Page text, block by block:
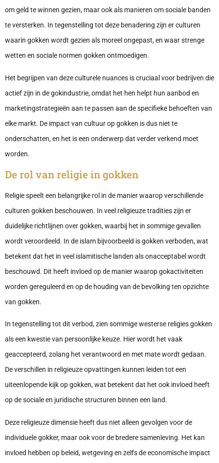
om geld te winnen gezien, maar ook als manieren om sociale banden
te versterken. In tegenstelling tot deze benadering zijn er culturen
waarin gokken wordt gezien als moreel ongepast, en waar strenge
wetten en sociale normen gokken ontmoedigen.
Het begrijpen van deze culturele nuances is cruciaal voor bedrijven die
actief zijn in de gokindustrie, omdat het hen helpt hun aanbod en
marketingstrategieën aan te passen aan de specifieke behoeften van
elke markt. De impact van cultuur op gokken is dus niet te
onderschatten, en het is een onderwerp dat verder verkend moet
worden.
De rol van religie in gokken
Religie speelt een belangrijke rol in de manier waarop verschillende
culturen gokken beschouwen. In veel religieuze tradities zijn er
duidelijke richtlijnen over gokken, waarbij het in sommige gevallen
wordt veroordeeld. In de islam bijvoorbeeld is gokken verboden, wat
betekent dat het in veel islamitische landen als onacceptabel wordt
beschouwd. Dit heeft invloed op de manier waarop gokactiviteiten
worden gereguleerd en op de houding van de bevolking ten opzichte
van gokken.
In tegenstelling tot dit verbod, zien sommige westerse religies gokken
als een kwestie van persoonlijke keuze. Hier wordt het vaak
geaccepteerd, zolang het verantwoord en met mate wordt gedaan.
De verschillen in religieuze opvattingen kunnen leiden tot een
uiteenlopende kijk op gokken, wat betekent dat het ook invloed heeft
op de sociale en juridische structuren binnen een land.
Deze religieuze dimensie heeft dus niet alleen gevolgen voor de
individuele gokker, maar ook voor de bredere samenleving. Het kan
invloed hebben op beleid, wetgeving en zelfs de economische impact